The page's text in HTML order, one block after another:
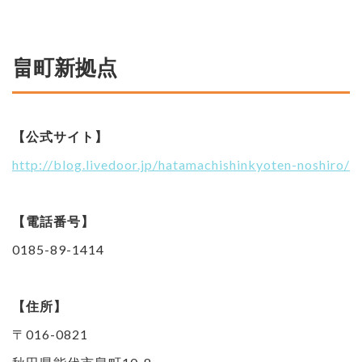
畠町新拠点
【公式サイト】
http://blog.livedoor.jp/hatamachishinkyoten-noshiro/
【電話番号】
0185-89-1414
【住所】
〒016-0821